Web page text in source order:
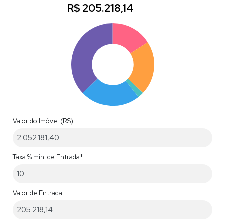
R$205.218,14
Valor do Imóvel (R$)
Taxa % min. de Entrada*
Valor de Entrada